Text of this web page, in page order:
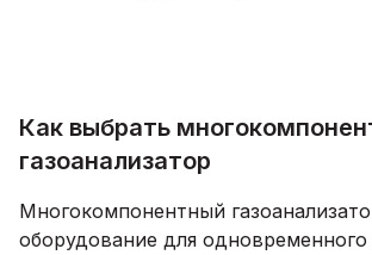
Как выбрать
газоанализатор
Многокомпонентный
оборудование для одновременного